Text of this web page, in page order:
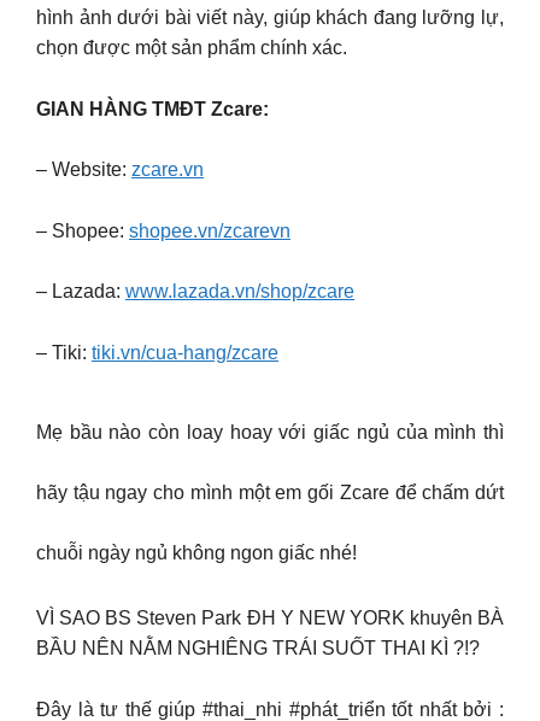
hình ảnh dưới bài viết này, giúp khách đang lưỡng lự,
chọn được một sản phẩm chính xác.
GIAN HÀNG TMĐT Zcare:
– Website: zcare.vn
– Shopee: shopee.vn/zcarevn
– Lazada: www.lazada.vn/shop/zcare
– Tiki: tiki.vn/cua-hang/zcare
Mẹ bầu nào còn loay hoay với giấc ngủ của mình thì
hãy tậu ngay cho mình một em gối Zcare để chấm dứt
chuỗi ngày ngủ không ngon giấc nhé!
VÌ SAO BS Steven Park ĐH Y NEW YORK khuyên BÀ
BẦU NÊN NẰM NGHIÊNG TRÁI SUỐT THAI KÌ ?!?
Đây là tư thế giúp #thai_nhi #phát_triển tốt nhất bởi :